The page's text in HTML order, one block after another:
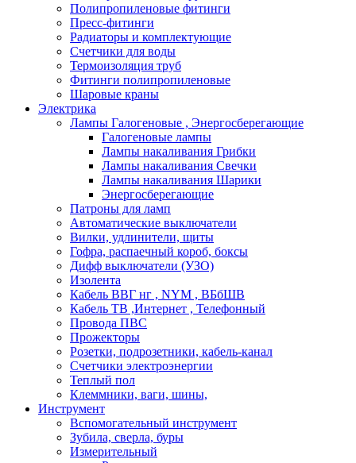
Полипропиленовые фитинги
Пресс-фитинги
Радиаторы и комплектующие
Счетчики для воды
Термоизоляция труб
Фитинги полипропиленовые
Шаровые краны
Электрика
Лампы Галогеновые , Энергосберегающие
Галогеновые лампы
Лампы накаливания Грибки
Лампы накаливания Свечки
Лампы накаливания Шарики
Энергосберегающие
Патроны для ламп
Автоматические выключатели
Вилки, удлинители, щиты
Гофра, распаечный короб, боксы
Дифф выключатели (УЗО)
Изолента
Кабель ВВГ нг , NYM , ВБбШВ
Кабель ТВ ,Интернет , Телефонный
Провода ПВС
Прожекторы
Розетки, подрозетники, кабель-канал
Счетчики электроэнергии
Теплый пол
Клеммники, ваги, шины,
Инструмент
Вспомогательный инструмент
Зубила, сверла, буры
Измерительный